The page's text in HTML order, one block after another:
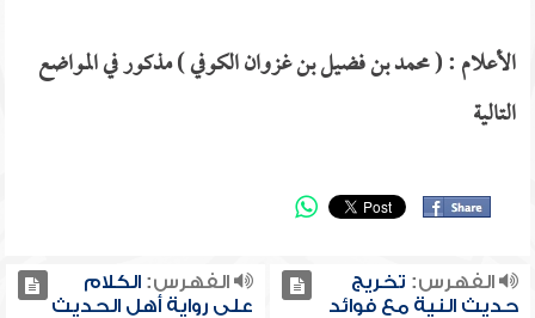
الأعلام : ( محمد بن فضيل بن غزوان الكوفي ) مذكور في المواضع
التالية
الفهرس: تخريج
حديث النية مع فوائد
الفهرس:الكلام
على رواية أهل الحديث